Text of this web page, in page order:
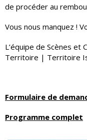
de procéder au
Vous nous manquez !
L’équipe de Scènes et
Territoire | Territoire
Formulaire de
Programme complet